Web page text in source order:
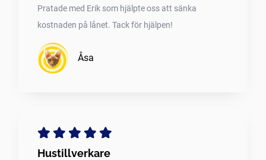
Pratade med Erik som hjälpte oss att sänka
kostnaden på lånet. Tack för hjälpen!
Åsa
Hustillverkare